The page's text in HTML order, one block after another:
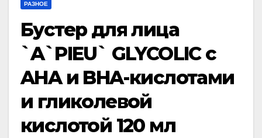
РАЗНОЕ
Бустер для лица
`A`PIEU` GLYCOLIC c
AHA и BHA-кислотами
и гликолевой
кислотой 120 мл